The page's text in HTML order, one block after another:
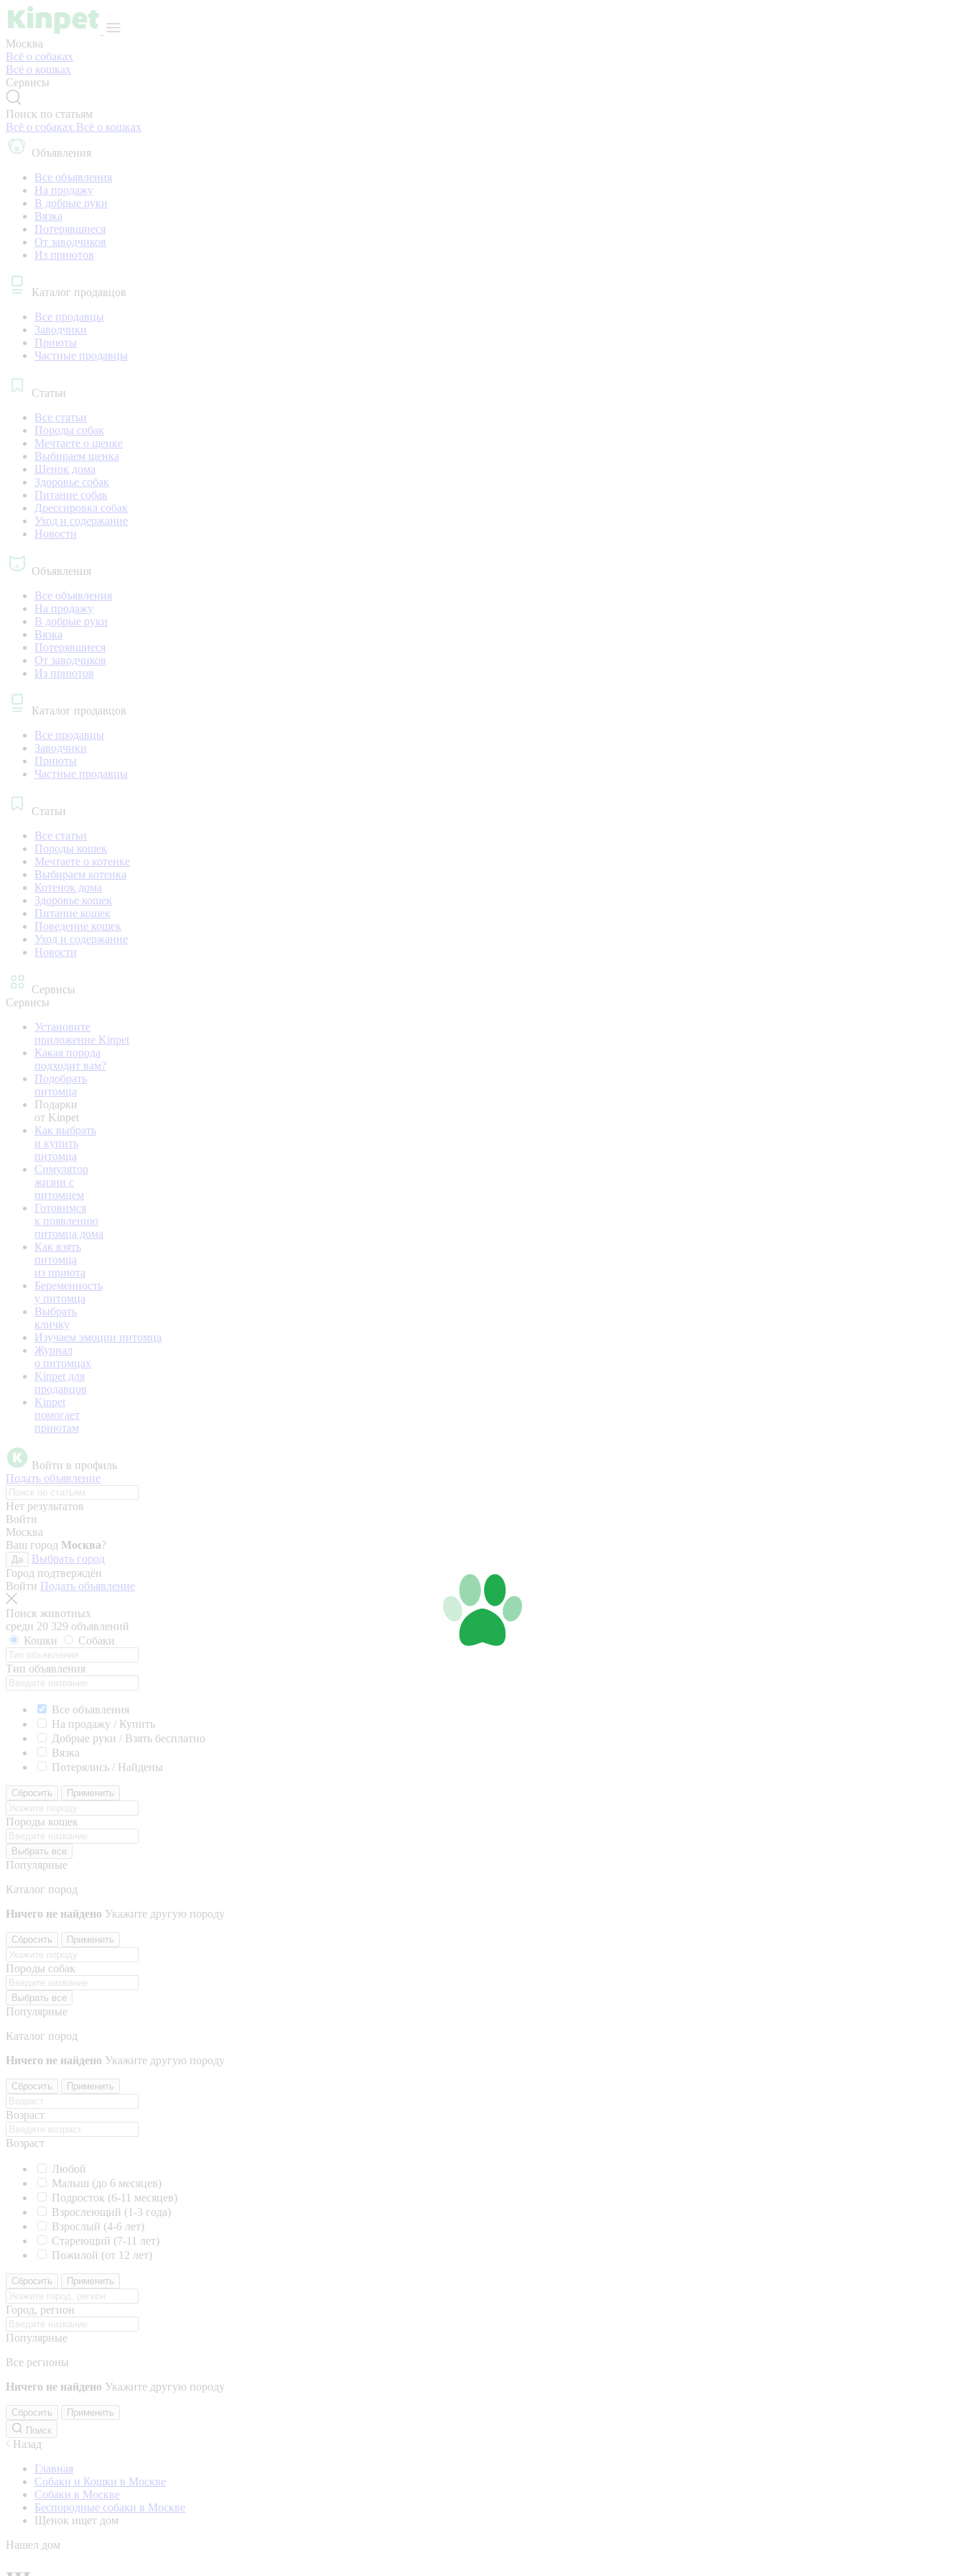
Москва
Всё о собаках
Всё о кошках
Сервисы
Поиск по статьям
Всё о собаках Всё о кошках
Объявления
Все объявления
На продажу
В добрые руки
Вязка
Потерявшиеся
От заводчиков
Из приютов
Каталог продавцов
Все продавцы
Заводчики
Приюты
Частные продавцы
Статьи
Все статьи
Породы собак
Мечтаете о щенке
Выбираем щенка
Щенок дома
Здоровье собак
Питание собак
Дрессировка собак
Уход и содержание
Новости
Объявления
Все объявления
На продажу
В добрые руки
Вязка
Потерявшиеся
От заводчиков
Из приютов
Каталог продавцов
Все продавцы
Заводчики
Приюты
Частные продавцы
Статьи
Все статьи
Породы кошек
Мечтаете о котенке
Выбираем котенка
Котенок дома
Здоровье кошек
Питание кошек
Поведение кошек
Уход и содержание
Новости
Сервисы
Сервисы
Установите
приложение Kinpet
Какая порода
подходит вам?
Подобрать
питомца
Подарки
от Kinpet
Как выбрать
и купить
питомца
Симулятор
жизни с
питомцем
Готовимся
к появлению
питомца дома
Как взять
питомца
из приюта
Беременность
у питомца
Выбрать
кличку
Изучаем эмоции питомца
Журнал
о питомцах
Kinpet для
продавцов
Kinpet
помогает
приютам
Войти в профиль
Подать объявление
Нет результатов
Войти
Москва
Ваш город Москва?
Да
Выбрать город
Город подтверждён
Войти Подать объявление
Поиск животных
среди 20 329 объявлений
Кошки
Собаки
Тип объявления
Все объявления
На продажу / Купить
Добрые руки / Взять бесплатно
Вязка
Потерялись / Найдены
Сбросить Применить
Породы кошек
Выбрать все
Популярные
Каталог пород
Ничего не найдено Укажите другую породу
Сбросить Применить
Породы собак
Выбрать все
Популярные
Каталог пород
Ничего не найдено Укажите другую породу
Сбросить Применить
Возраст
Возраст
Любой
Малыш (до 6 месяцев)
Подросток (6-11 месяцев)
Взрослеющий (1-3 года)
Взрослый (4-6 лет)
Стареющий (7-11 лет)
Пожилой (от 12 лет)
Сбросить Применить
Город, регион
Популярные
Все регионы
Ничего не найдено Укажите другую породу
Сбросить
Применить
Поиск
Назад
Главная
Собаки и Кошки в Москве
Собаки в Москве
Беспородные собаки в Москве
Щенок ищет дом
Нашел дом